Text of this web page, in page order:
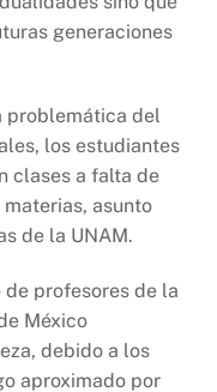
generaciones
problemática del
los estudiantes
clases a falta de
asunto
de la UNAM.
de profesores de la
México
debido a los
aproximado por